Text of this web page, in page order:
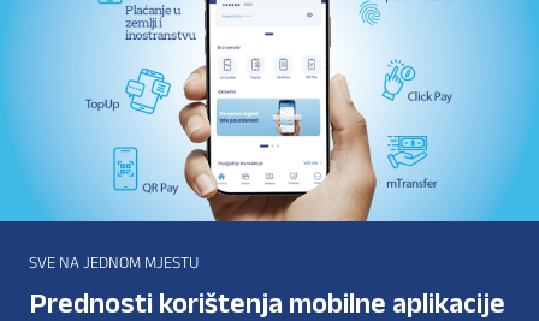
SVE NA JEDNOM MJESTU
Prednosti korištenja mobilne aplikacije